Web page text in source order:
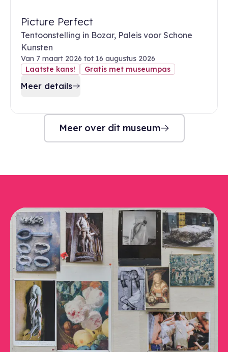
Picture Perfect
Tentoonstelling in Bozar, Paleis voor Schone
Kunsten
Van 7 maart 2026 tot 16 augustus 2026
Laatste kans!
Gratis met museumpas
Meer details
Meer over dit museum